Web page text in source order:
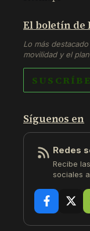
El boletín de
Lo más
movilidad y el
Síguenos en
Redes
Recibe
sociales